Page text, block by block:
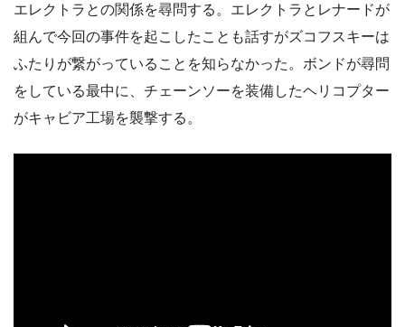
エレクトラとの関係を尋問する。エレクトラとレナードが
組んで今回の事件を起こしたことも話すがズコフスキーは
ふたりが繋がっていることを知らなかった。ボンドが尋問
をしている最中に、チェーンソーを装備したヘリコプター
がキャビア工場を襲撃する。